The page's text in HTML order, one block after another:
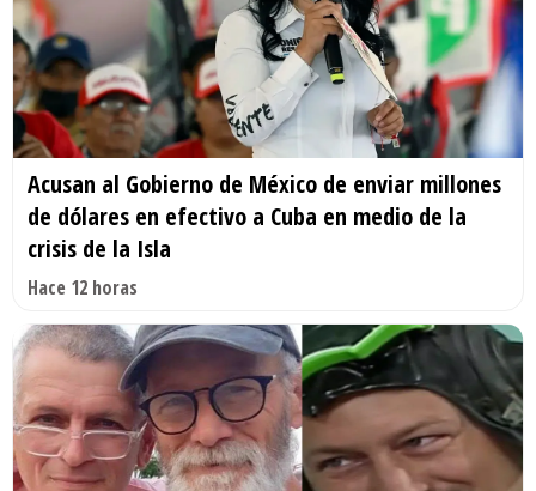
Acusan al Gobierno de México de enviar millones
de dólares en efectivo a Cuba en medio de la
crisis de la Isla
Hace 12 horas